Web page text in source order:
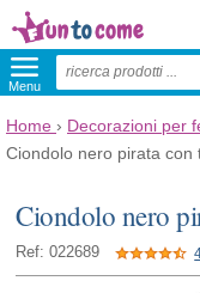
Menu
Home › Decorazioni per
Ciondolo nero pirata con
Ciondolo nero
Ref: 022689